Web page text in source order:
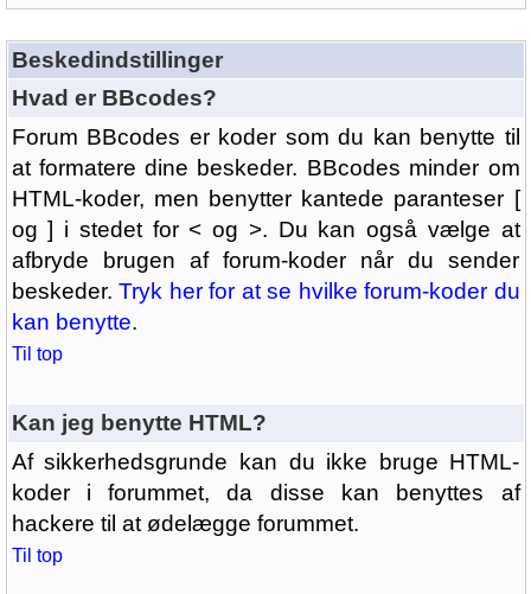
Beskedindstillinger
Hvad er BBcodes?
Forum BBcodes er koder som du kan benytte til
at formatere dine beskeder. BBcodes minder om
HTML-koder, men benytter kantede paranteser [
og ] i stedet for < og >. Du kan også vælge at
afbryde brugen af forum-koder når du sender
beskeder. Tryk her for at se hvilke forum-koder du
kan benytte.
Til top
Kan jeg benytte HTML?
Af sikkerhedsgrunde kan du ikke bruge HTML-
koder i forummet, da disse kan benyttes af
hackere til at ødelægge forummet.
Til top